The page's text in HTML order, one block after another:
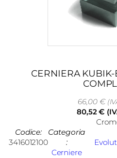
CERNIERA KUBIK-
66,00 €
80,52€
Codice:
3416012100
Categoria
:
Cerniere